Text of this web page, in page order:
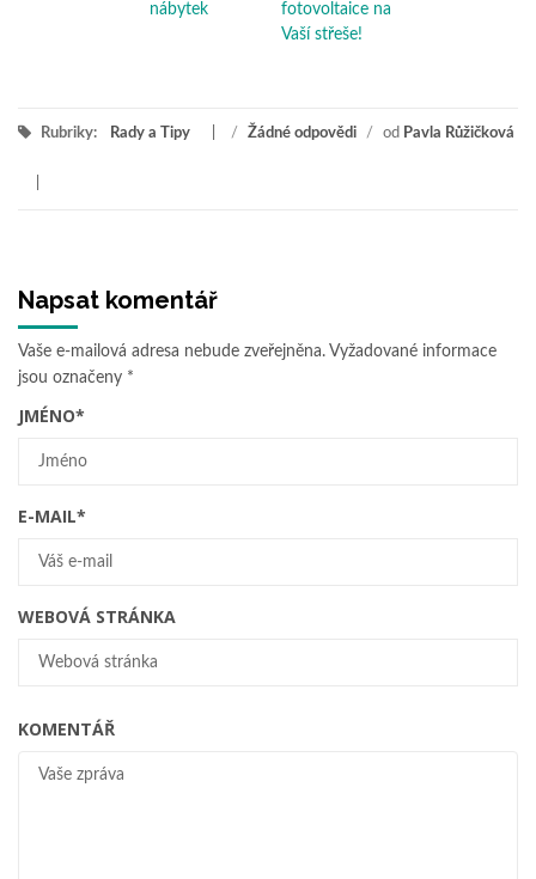
nábytek
fotovoltaice na
Vaší střeše!
Rubriky: Rady a Tipy / Žádné odpovědi / od Pavla Růžičková
Napsat komentář
Vaše e-mailová adresa nebude zveřejněna. Vyžadované informace
jsou označeny *
JMÉNO*
E-MAIL*
WEBOVÁ STRÁNKA
KOMENTÁŘ